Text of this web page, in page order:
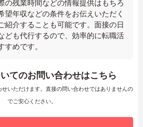
の残業時間などの情報提供はもちろ
望年収などの条件をお伝えいただく
紹介することも可能です。面接の日
ども代行するので、効率的に転職活
すめです。
てのお問い合わせはこちら
いただけます。直接の問い合わせではありませんの
でご安心ください。